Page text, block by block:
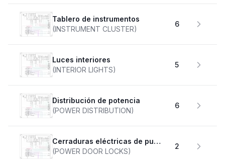
Tablero de instrumentos
(INSTRUMENT CLUSTER)
6
Luces interiores
(INTERIOR LIGHTS)
5
Distribución de potencia
(POWER DISTRIBUTION)
6
Cerraduras eléctricas de puertas
(POWER DOOR LOCKS)
2